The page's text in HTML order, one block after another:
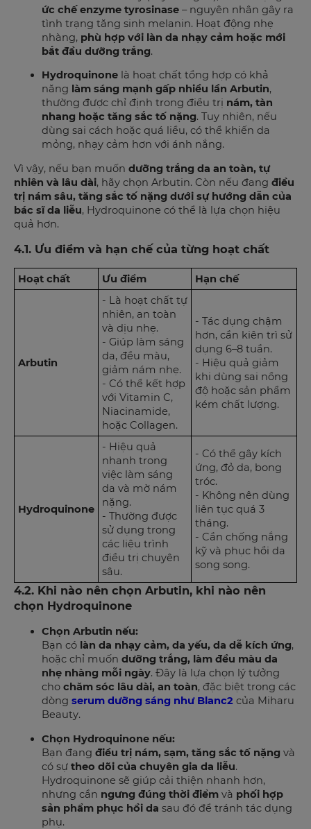
ức chế enzyme tyrosinase – nguyên nhân gây ra
tình trạng tăng sinh melanin. Hoạt động nhẹ
nhàng, phù hợp với làn da nhạy cảm hoặc mới
bắt đầu dưỡng trắng.
Hydroquinone là hoạt chất tổng hợp có khả
năng làm sáng mạnh gấp nhiều lần Arbutin,
thường được chỉ định trong điều trị nám, tàn
nhang hoặc tăng sắc tố nặng. Tuy nhiên, nếu
dùng sai cách hoặc quá liều, có thể khiến da
mỏng, nhạy cảm hơn với ánh nắng.
Vì vậy, nếu bạn muốn dưỡng trắng da an toàn, tự
nhiên và lâu dài, hãy chọn Arbutin. Còn nếu đang điều
trị nám sâu, tăng sắc tố nặng dưới sự hướng dẫn của
bác sĩ da liễu, Hydroquinone có thể là lựa chọn hiệu
quả hơn.
4.1. Ưu điểm và hạn chế của từng hoạt chất
Hoạt chất Ưu điểm Hạn chế
Arbutin
- Là hoạt chất tự
nhiên, an toàn
và dịu nhẹ.
- Giúp làm sáng
da, đều màu,
giảm nám nhẹ.
- Có thể kết hợp
với Vitamin C,
Niacinamide,
hoặc Collagen.
- Tác dụng chậm
hơn, cần kiên trì sử
dụng 6–8 tuần.
- Hiệu quả giảm
khi dùng sai nồng
độ hoặc sản phẩm
kém chất lượng.
Hydroquinone
- Hiệu quả
nhanh trong
việc làm sáng
da và mờ nám
nặng.
- Thường được
sử dụng trong
các liệu trình
điều trị chuyên
sâu.
- Có thể gây kích
ứng, đỏ da, bong
tróc.
- Không nên dùng
liên tục quá 3
tháng.
- Cần chống nắng
kỹ và phục hồi da
song song.
4.2. Khi nào nên chọn Arbutin, khi nào nên
chọn Hydroquinone
Chọn Arbutin nếu:
Bạn có làn da nhạy cảm, da yếu, da dễ kích ứng,
hoặc chỉ muốn dưỡng trắng, làm đều màu da
nhẹ nhàng mỗi ngày. Đây là lựa chọn lý tưởng
cho chăm sóc lâu dài, an toàn, đặc biệt trong các
dòng serum dưỡng sáng như Blanc2 của Miharu
Beauty.
Chọn Hydroquinone nếu:
Bạn đang điều trị nám, sạm, tăng sắc tố nặng và
có sự theo dõi của chuyên gia da liễu.
Hydroquinone sẽ giúp cải thiện nhanh hơn,
nhưng cần ngưng đúng thời điểm và phối hợp
sản phẩm phục hồi da sau đó để tránh tác dụng
phụ.